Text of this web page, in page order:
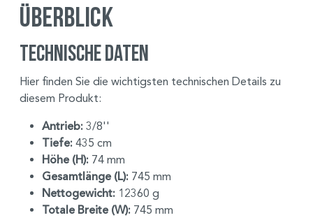
Überblick
Technische Daten
Hier finden Sie die wichtigsten technischen Details zu
diesem Produkt:
Antrieb: 3/8''
Tiefe: 435 cm
Höhe (H): 74 mm
Gesamtlänge (L): 745 mm
Nettogewicht: 12360 g
Totale Breite (W): 745 mm